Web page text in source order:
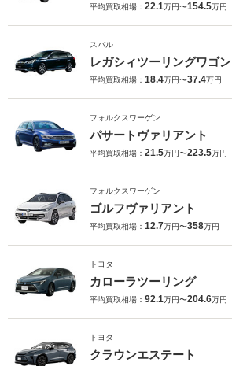
平均買取相場： 22.1万円〜154.5万円
スバル
レガシィツーリングワゴン
平均買取相場： 18.4万円〜37.4万円
フォルクスワーゲン
パサートヴァリアント
平均買取相場： 21.5万円〜223.5万円
フォルクスワーゲン
ゴルフヴァリアント
平均買取相場： 12.7万円〜358万円
トヨタ
カローラツーリング
平均買取相場： 92.1万円〜204.6万円
トヨタ
クラウンエステート